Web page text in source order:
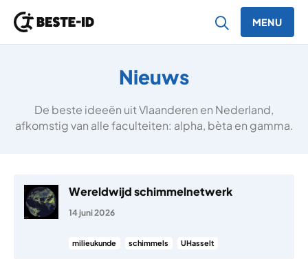
MENU
Nieuws
De beste ideeën uit Vlaanderen en Nederland,
afkomstig van alle faculteiten: alpha, bèta en gamma.
Wereldwijd schimmelnetwerk
14 juni 2026
milieukunde schimmels UHasselt